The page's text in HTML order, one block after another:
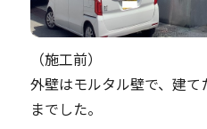
（施工前）
外壁はモルタル壁で、建
までした。